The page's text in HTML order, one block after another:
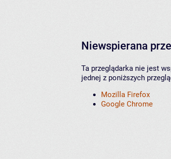
Niewspierana
Ta przeglądarka nie jest
jednej z poniższych
Mozilla Firefox
Google Chrome